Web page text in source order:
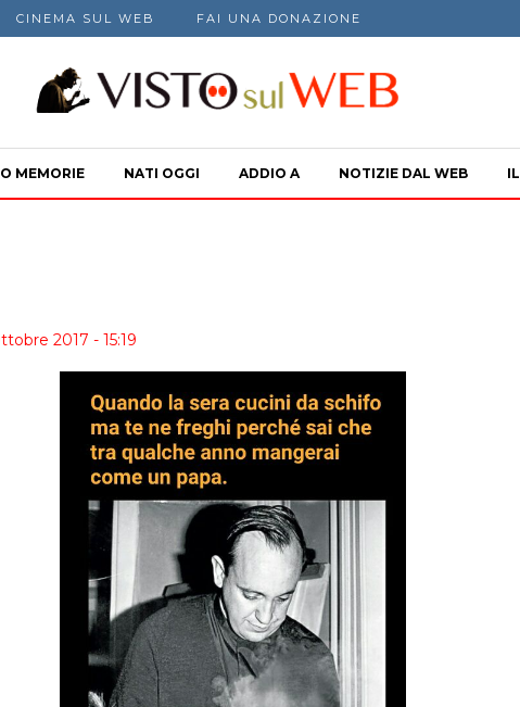
CINEMA SUL WEB FAI UNA DONAZIONE
MEMORIE NATI OGGI ADDIO A NOTIZIE DAL WEB
2017 - 15:19